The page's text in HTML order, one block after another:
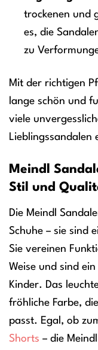
trockenen und
es, die
zu
Mit der richtigen
lange schön und
viele
Lieblingssandalen
Meindl
Stil und
Die Meindl
Schuhe – sie sind
Sie vereinen
Weise und sind
Kinder. Das
fröhliche Farbe,
passt. Egal, ob
Shorts – die